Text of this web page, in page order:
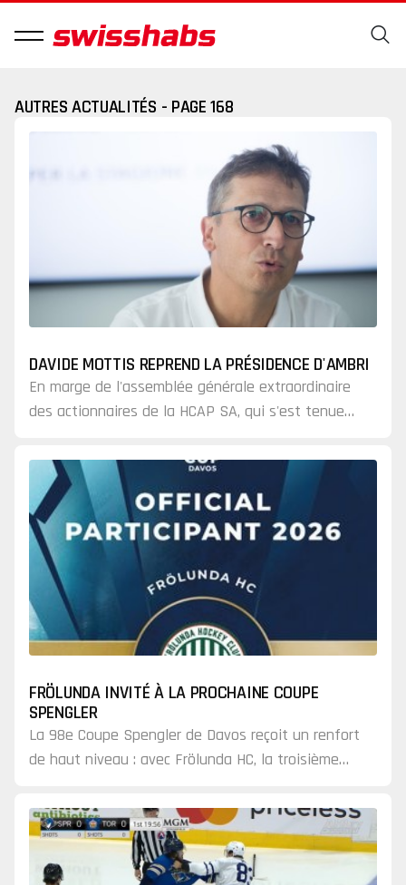
AUTRES ACTUALITÉS - PAGE 168
DAVIDE MOTTIS REPREND LA PRÉSIDENCE D'AMBRI
En marge de l'assemblée générale extraordinaire
des actionnaires de la HCAP SA, qui s'est tenue
Hockey Club Ambrì-Piotta annonce officiellement
la nouvelle composition de son conseil
d'administration.
FRÖLUNDA INVITÉ À LA PROCHAINE COUPE
SPENGLER
La 98e Coupe Spengler de Davos reçoit un renfort
de haut niveau : avec Frölunda HC, la troisième
suédoise de premier plan de Göteborg mène
actuellement la SHL et se trouve en finale de la
Ligue des Champions de hockey.